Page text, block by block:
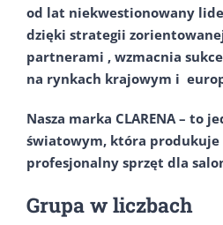
od lat niekwestionowany
dzięki strategii
partnerami , wzmacnia
na rynkach krajowym i
Nasza marka CLARENA – to
światowym, która
profesjonalny sprzęt dla
Grupa w liczbach